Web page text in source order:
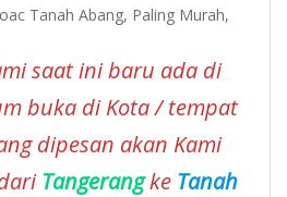
saat ini baru ada di
buka di Kota / tempat
dipesan akan Kami
Tangerangke Tanah